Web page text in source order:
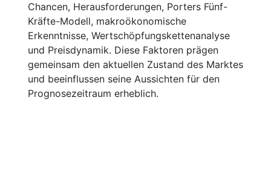
Chancen, Herausforderungen, Porters Fünf-
Kräfte-Modell, makroökonomische
Erkenntnisse, Wertschöpfungskettenanalyse
und Preisdynamik. Diese Faktoren prägen
gemeinsam den aktuellen Zustand des Marktes
und beeinflussen seine Aussichten für den
Prognosezeitraum erheblich.